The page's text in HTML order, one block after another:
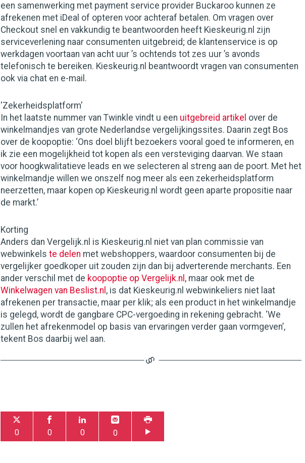
een samenwerking met payment service provider Buckaroo kunnen ze
afrekenen met iDeal of opteren voor achteraf betalen. Om vragen over
Checkout snel en vakkundig te beantwoorden heeft Kieskeurig.nl zijn
serviceverlening naar consumenten uitgebreid; de klantenservice is op
werkdagen voortaan van acht uur ’s ochtends tot zes uur ’s avonds
telefonisch te bereiken. Kieskeurig.nl beantwoordt vragen van consumenten
ook via chat en e-mail.
'Zekerheidsplatform'
In het laatste nummer van Twinkle vindt u een uitgebreid artikel over de
winkelmandjes van grote Nederlandse vergelijkingssites. Daarin zegt Bos
over de koopoptie: ‘Ons doel blijft bezoekers vooral goed te informeren, en
ik zie een mogelijkheid tot kopen als een versteviging daarvan. We staan
voor hoogkwalitatieve leads en we selecteren al streng aan de poort. Met het
winkelmandje willen we onszelf nog meer als een zekerheidsplatform
neerzetten, maar kopen op Kieskeurig.nl wordt geen aparte propositie naar
de markt.’
Korting
Anders dan Vergelijk.nl is Kieskeurig.nl niet van plan commissie van
webwinkels te delen met webshoppers, waardoor consumenten bij de
vergelijker goedkoper uit zouden zijn dan bij adverterende merchants. Een
ander verschil met de koopoptie op Vergelijk.nl , maar ook met de
Winkelwagen van Beslist.nl , is dat Kieskeurig.nl webwinkeliers niet laat
afrekenen per transactie, maar per klik; als een product in het winkelmandje
is gelegd, wordt de gangbare CPC-vergoeding in rekening gebracht. ‘We
zullen het afrekenmodel op basis van ervaringen verder gaan vormgeven’,
tekent Bos daarbij wel aan.
0 0 0 0